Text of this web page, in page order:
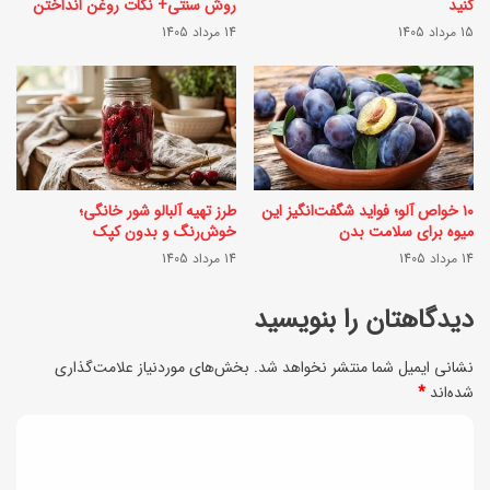
ی
ه
ر
و
ش
ر
س
و
ر
ا
ک
ج
ا
ب
کنید
15 مرداد 1405
روش سنتی+ نکات روغن انداختن
14 مرداد 1405
۱۰ خواص آلو؛ فواید شگفت‌انگیز این
میوه برای سلامت بدن
14 مرداد 1405
طرز تهیه آلبالو شور خانگی؛
خوش‌رنگ و بدون کپک
14 مرداد 1405
دیدگاهتان را بنویسید
نشانی ایمیل شما منتشر نخواهد شد. بخش‌های موردنیاز علامت‌گذاری
شده‌اند *